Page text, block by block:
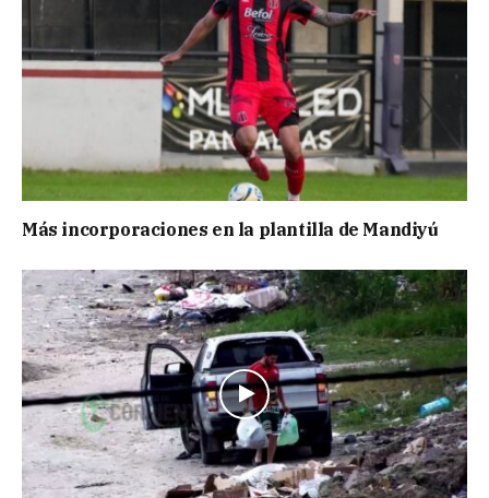
Más incorporaciones en la plantilla de Mandiyú